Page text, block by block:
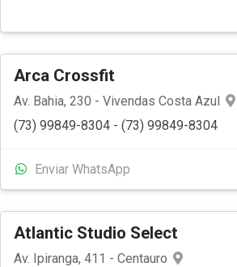
Arca Crossfit
Av. Bahia, 230 - Vivendas Costa Azul
(73) 99849-8304 - (73) 99849-8304
Enviar WhatsApp
Atlantic Studio Select
Av. Ipiranga, 411 - Centauro